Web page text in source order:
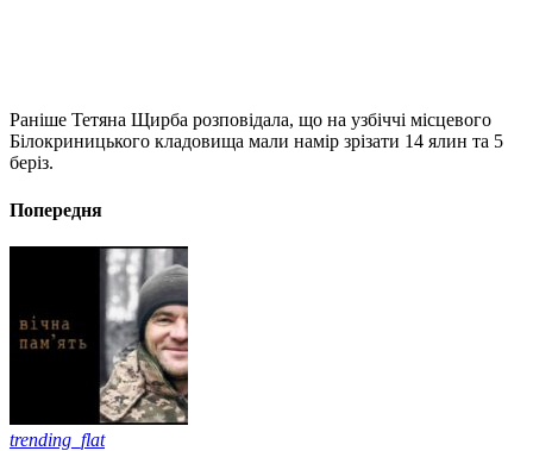
Раніше Тетяна Щирба розповідала, що на узбіччі місцевого
Білокриницького кладовища мали намір зрізати 14 ялин та 5
беріз.
Попередня
trending_flat